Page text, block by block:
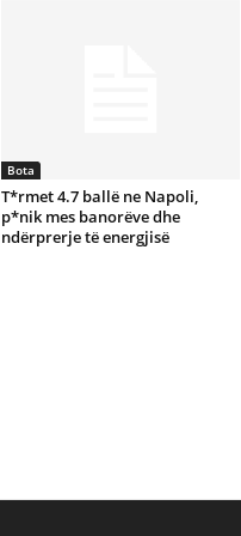
Bota
T*rmet 4.7 ballë ne Napoli,
p*nik mes banorëve dhe
ndërprerje të energjisë